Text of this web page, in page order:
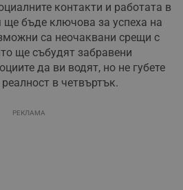
контакти и работата в
бъде ключова за успеха на
са неочаквани срещи с
ще събудят забравени
да ви водят, но не губете
в четвъртък.
РЕКЛАМА